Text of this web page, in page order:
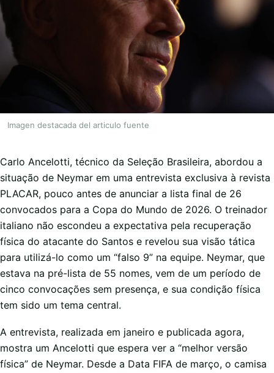
Imagen destacada del articulo fuente
Carlo Ancelotti, técnico da Seleção Brasileira, abordou a
situação de Neymar em uma entrevista exclusiva à revista
PLACAR, pouco antes de anunciar a lista final de 26
convocados para a Copa do Mundo de 2026. O treinador
italiano não escondeu a expectativa pela recuperação
física do atacante do Santos e revelou sua visão tática
para utilizá-lo como um “falso 9” na equipe. Neymar, que
estava na pré-lista de 55 nomes, vem de um período de
cinco convocações sem presença, e sua condição física
tem sido um tema central.
A entrevista, realizada em janeiro e publicada agora,
mostra um Ancelotti que espera ver a “melhor versão
física” de Neymar. Desde a Data FIFA de março, o camisa